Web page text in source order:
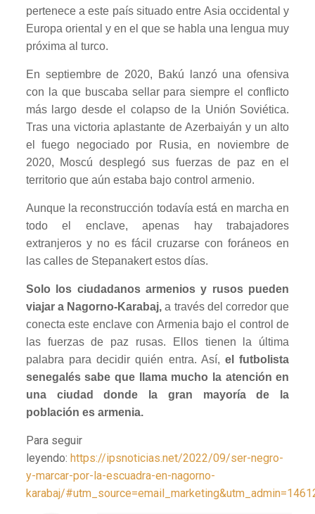
pertenece a este país situado entre Asia occidental y
Europa oriental y en el que se habla una lengua muy
próxima al turco.
En septiembre de 2020, Bakú lanzó una ofensiva
con la que buscaba sellar para siempre el conflicto
más largo desde el colapso de la Unión Soviética.
Tras una victoria aplastante de Azerbaiyán y un alto
el fuego negociado por Rusia, en noviembre de
2020, Moscú desplegó sus fuerzas de paz en el
territorio que aún estaba bajo control armenio.
Aunque la reconstrucción todavía está en marcha en
todo el enclave, apenas hay trabajadores
extranjeros y no es fácil cruzarse con foráneos en
las calles de Stepanakert estos días.
Solo los ciudadanos armenios y rusos pueden
viajar a Nagorno-Karabaj, a través del corredor que
conecta este enclave con Armenia bajo el control de
las fuerzas de paz rusas. Ellos tienen la última
palabra para decidir quién entra. Así, el futbolista
senegalés sabe que llama mucho la atención en
una ciudad donde la gran mayoría de la
población es armenia.
Para seguir
leyendo: https://ipsnoticias.net/2022/09/ser-negro-
y-marcar-por-la-escuadra-en-nagorno-
karabaj/